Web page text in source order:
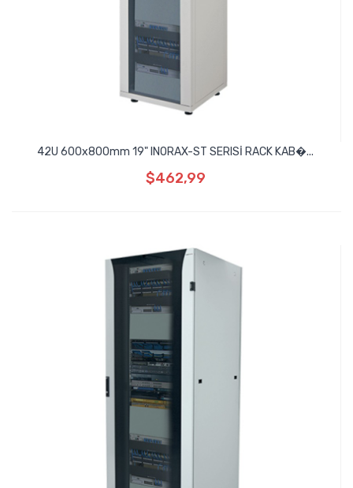
42U 600x800mm 19" INORAX-ST SERISİ RACK KAB�...
$462,99